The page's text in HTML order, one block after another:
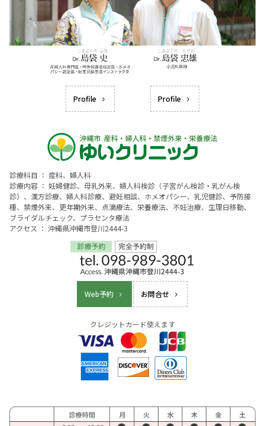
Profile Profile
診療科目 ： 産科、婦人科
診療内容 ： 妊婦健診、母乳外来、婦人科検診（子宮がん検診・乳がん検
診）、漢方診療、婦人科診療、避妊相談、ホメオパシー、乳児健診、予防接
種、禁煙外来、更年期外来、点滴療法、栄養療法、不妊治療、生理日移動、
ブライダルチェック、プラセンタ療法
アクセス ： 沖縄県沖縄市登川2444-3
Web予約 お問合せ
クレジットカード使えます